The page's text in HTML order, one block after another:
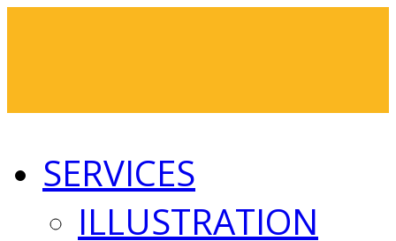
SERVICES
ILLUSTRATION